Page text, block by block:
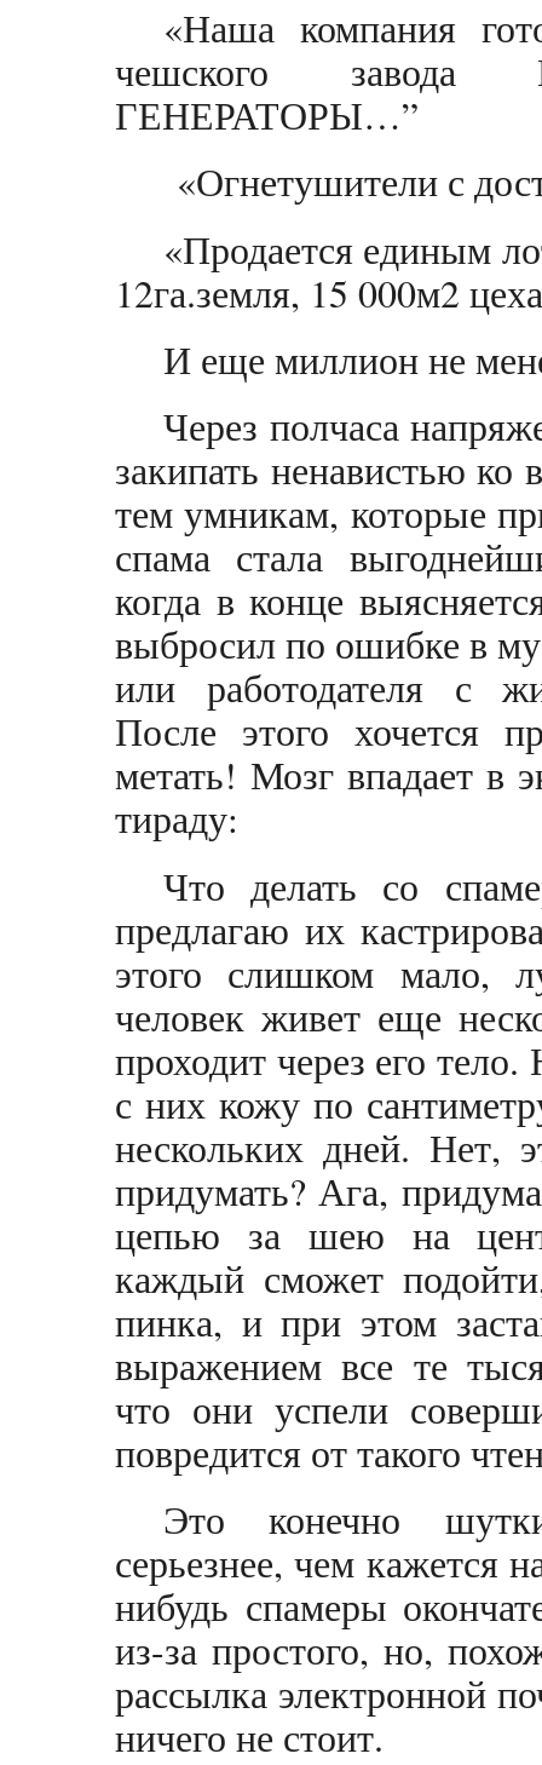
«Наша компания
чешского
ГЕНЕРАТОРЫ…”
«Огнетушители с
«Продается единым
12га.земля, 15 000м2
И еще миллион не
Через полчаса
закипать ненавистью ко
тем умникам, которые
спама стала
когда в конце
выбросил по ошибке в
или работодателя с
После этого хочется
метать! Мозг впадает в
тираду:
Что делать со
предлагаю их
этого слишком мало,
человек живет еще
проходит через его
с них кожу по
нескольких дней. Нет,
придумать? Ага,
цепью за шею на
каждый сможет
пинка, и при этом
выражением все те
что они успели
повредится от такого
Это конечно
серьезнее, чем кажется
нибудь спамеры
из-за простого, но,
рассылка электронной
ничего не стоит.